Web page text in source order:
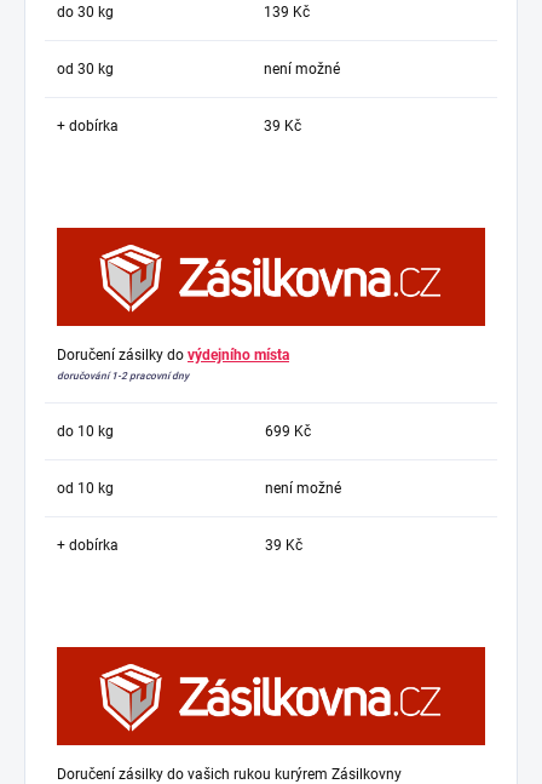
do 30 kg 139 Kč
od 30 kg není možné
+ dobírka 39 Kč
Doručení zásilky do výdejního místa
doručování 1-2 pracovní dny
do 10 kg 699 Kč
od 10 kg není možné
+ dobírka 39 Kč
Doručení zásilky do vašich rukou kurýrem Zásilkovny